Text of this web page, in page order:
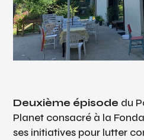
Deuxième épisode du
Planet consacré à la
ses initiatives pour lutter